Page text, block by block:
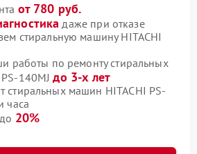
от 780 руб.
даже при отказе
стиральную машину HITACHI
работы по ремонту стиральных
140MJдо 3-х лет
стиральных машин HITACHI PS-
часа
20%